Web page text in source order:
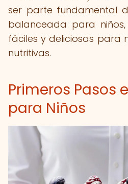
ser parte fundamental
balanceada para
fáciles y deliciosas para
nutritivas.
Primeros Pasos
para Niños